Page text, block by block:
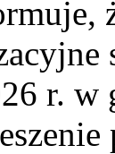
r. w